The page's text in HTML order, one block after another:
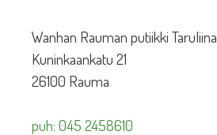
Wanhan Rauman putiikki Taruliina
Kuninkaankatu 21
26100 Rauma
puh: 045 2458610